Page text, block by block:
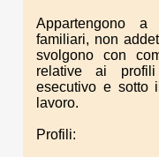
Appartengono
familiari, non
svolgono con
relative ai
esecutivo e sotto
lavoro.
Profili: